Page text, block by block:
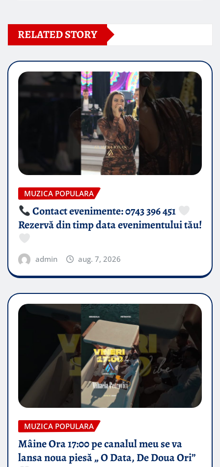
RELATED STORY
MUZICA POPULARA
Contact evenimente: 0743 396 451
Rezervă din timp data evenimentului tău!
admin aug. 7, 2026
MUZICA POPULARA
Mâine Ora 17:00 pe canalul meu se va
lansa noua piesă „ O Data, De Doua Ori”